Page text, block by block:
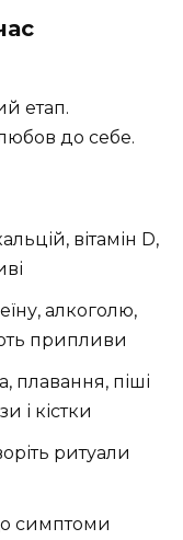
етап.
до себе.
вітамін D,
алкоголю,
припливи
плавання, піші
і кістки
ритуали
симптоми